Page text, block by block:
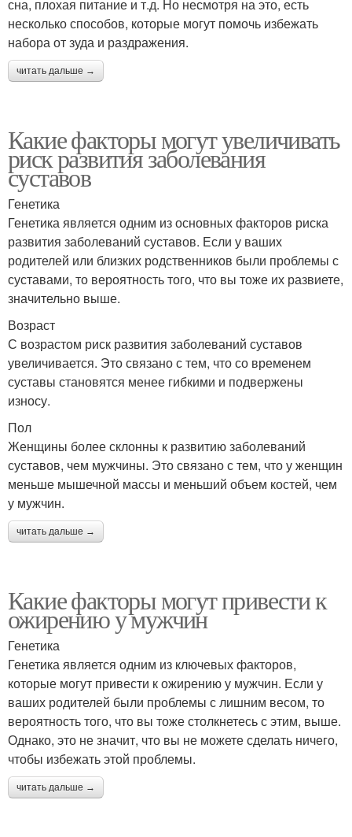
сна, плохая питание и т.д. Но несмотря на это, есть
несколько способов, которые могут помочь избежать
набора от зуда и раздражения.
читать дальше →
Какие факторы могут увеличивать
риск развития заболевания
суставов
Генетика
Генетика является одним из основных факторов риска
развития заболеваний суставов. Если у ваших
родителей или близких родственников были проблемы с
суставами, то вероятность того, что вы тоже их развиете,
значительно выше.
Возраст
С возрастом риск развития заболеваний суставов
увеличивается. Это связано с тем, что со временем
суставы становятся менее гибкими и подвержены
износу.
Пол
Женщины более склонны к развитию заболеваний
суставов, чем мужчины. Это связано с тем, что у женщин
меньше мышечной массы и меньший объем костей, чем
у мужчин.
читать дальше →
Какие факторы могут привести к
ожирению у мужчин
Генетика
Генетика является одним из ключевых факторов,
которые могут привести к ожирению у мужчин. Если у
ваших родителей были проблемы с лишним весом, то
вероятность того, что вы тоже столкнетесь с этим, выше.
Однако, это не значит, что вы не можете сделать ничего,
чтобы избежать этой проблемы.
читать дальше →